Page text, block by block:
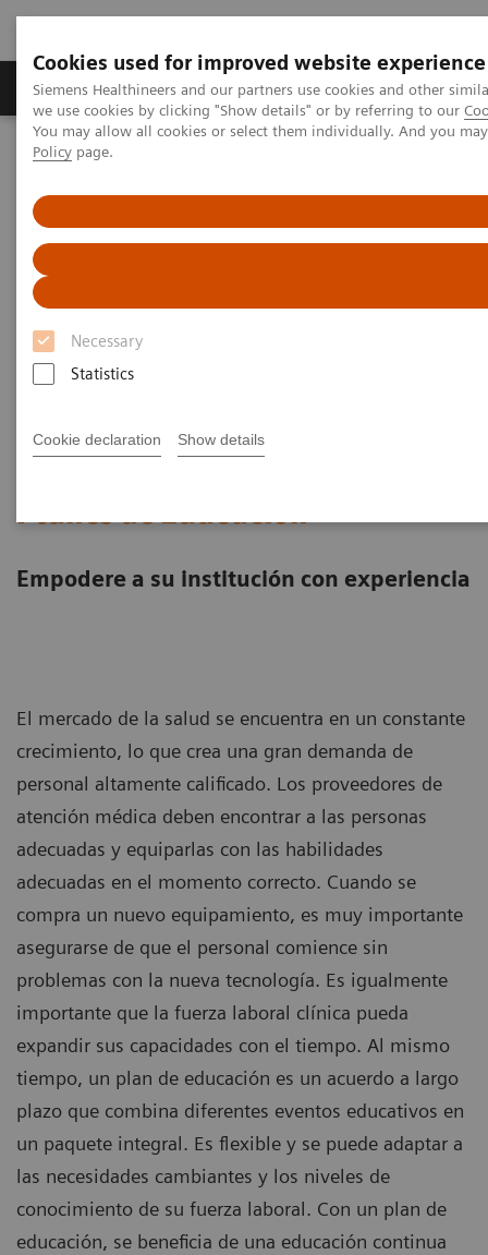
Cookies used for improved website experience
Siemens Healthineers and our partners use cookies and other
we use cookies by clicking "Show details" or by referring to our
You may allow all cookies or select them individually. And you
Policy page.
Necessary
Statistics
Cookie declaration Show details
Productos y servicios Especialidades Clínicas
Siemens Healthineers Latinoamérica
Planes de Educación
Empodere a su institución con experiencia
El mercado de la salud se encuentra en un constante
crecimiento, lo que crea una gran demanda de
personal altamente calificado. Los proveedores de
atención médica deben encontrar a las personas
adecuadas y equiparlas con las habilidades
adecuadas en el momento correcto. Cuando se
compra un nuevo equipamiento, es muy importante
asegurarse de que el personal comience sin
problemas con la nueva tecnología. Es igualmente
importante que la fuerza laboral clínica pueda
expandir sus capacidades con el tiempo. Al mismo
tiempo, un plan de educación es un acuerdo a largo
plazo que combina diferentes eventos educativos en
un paquete integral. Es flexible y se puede adaptar a
las necesidades cambiantes y los niveles de
conocimiento de su fuerza laboral. Con un plan de
educación, se beneficia de una educación continua